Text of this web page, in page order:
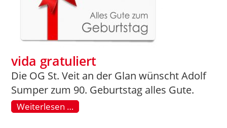
vida gratuliert
Die OG St. Veit an der Glan wünscht Adolf
Sumper zum 90. Geburtstag alles Gute.
Weiterlesen …